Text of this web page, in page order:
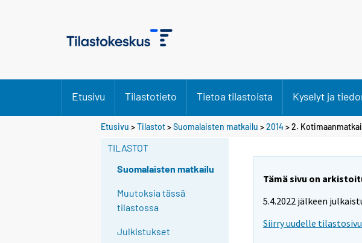
Etusivu Tilastotieto Tietoa tilastoista Kyselyt ja
Etusivu >Tilastot>Suomalaisten matkailu >2014> 2.
TILASTOT
Suomalaisten matkailu
Muutoksia tässä
tilastossa
Julkistukset
Tämä sivu on
5.4.2022 jälkeen
Siirry uudelle